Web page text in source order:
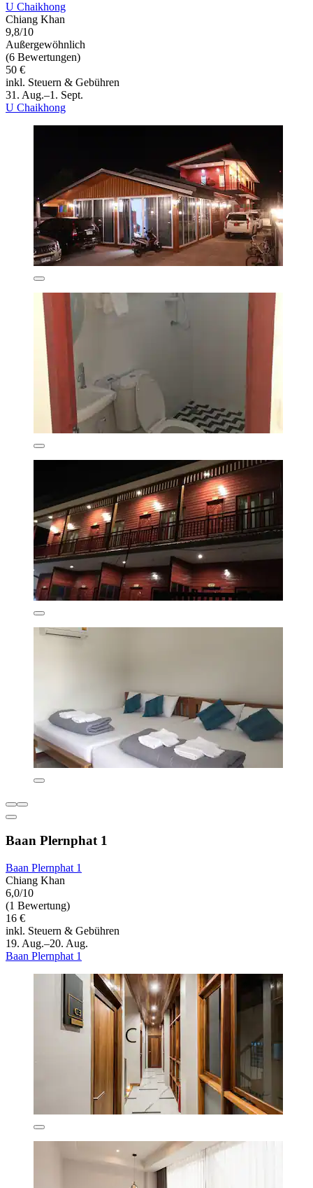
U Chaikhong
Chiang Khan
9,8/10
Außergewöhnlich
(6 Bewertungen)
50 €
inkl. Steuern & Gebühren
31. Aug.–1. Sept.
U Chaikhong
Baan Plernphat 1
Baan Plernphat 1
Chiang Khan
6,0/10
(1 Bewertung)
16 €
inkl. Steuern & Gebühren
19. Aug.–20. Aug.
Baan Plernphat 1